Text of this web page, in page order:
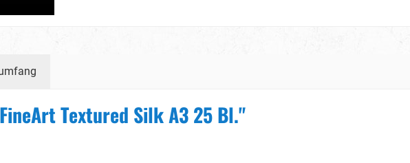
Textured Silk A3 25 Bl."